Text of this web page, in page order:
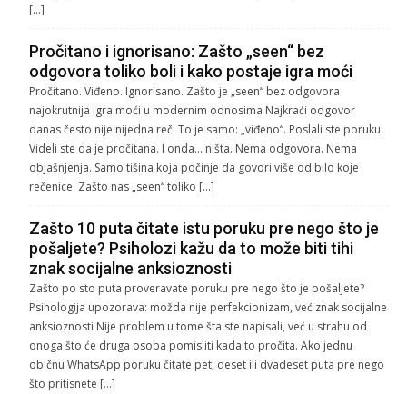
[…]
Pročitano i ignorisano: Zašto „seen“ bez
odgovora toliko boli i kako postaje igra moći
Pročitano. Viđeno. Ignorisano. Zašto je „seen“ bez odgovora
najokrutnija igra moći u modernim odnosima Najkraći odgovor
danas često nije nijedna reč. To je samo: „viđeno“. Poslali ste poruku.
Videli ste da je pročitana. I onda… ništa. Nema odgovora. Nema
objašnjenja. Samo tišina koja počinje da govori više od bilo koje
rečenice. Zašto nas „seen“ toliko […]
Zašto 10 puta čitate istu poruku pre nego što je
pošaljete? Psiholozi kažu da to može biti tihi
znak socijalne anksioznosti
Zašto po sto puta proveravate poruku pre nego što je pošaljete?
Psihologija upozorava: možda nije perfekcionizam, već znak socijalne
anksioznosti Nije problem u tome šta ste napisali, već u strahu od
onoga što će druga osoba pomisliti kada to pročita. Ako jednu
običnu WhatsApp poruku čitate pet, deset ili dvadeset puta pre nego
što pritisnete […]